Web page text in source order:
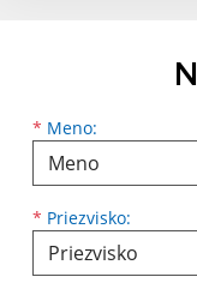
* Meno:
Meno
* Priezvisko:
Priezvisko
E-mailová adresa